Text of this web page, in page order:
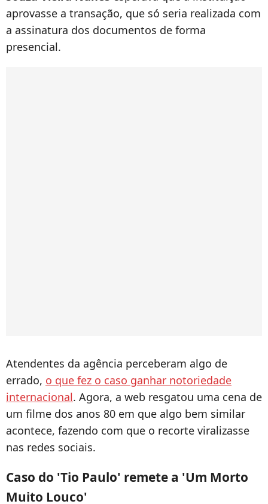
aprovasse a transação, que só seria realizada com
a assinatura dos documentos de forma
presencial.
Atendentes da agência perceberam algo de
errado, o que fez o caso ganhar notoriedade
internacional. Agora, a web resgatou uma cena de
um filme dos anos 80 em que algo bem similar
acontece, fazendo com que o recorte viralizasse
nas redes sociais.
Caso do 'Tio Paulo' remete a 'Um Morto
Muito Louco'